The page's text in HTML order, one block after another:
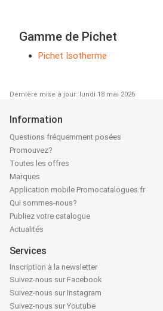
Gamme de Pichet
Pichet Isotherme
Dernière mise à jour: lundi 18 mai 2026
Information
Questions fréquemment posées
Promouvez?
Toutes les offres
Marques
Application mobile Promocatalogues.fr
Qui sommes-nous?
Publiez votre catalogue
Actualités
Services
Inscription à la newsletter
Suivez-nous sur Facebook
Suivez-nous sur Instagram
Suivez-nous sur Youtube